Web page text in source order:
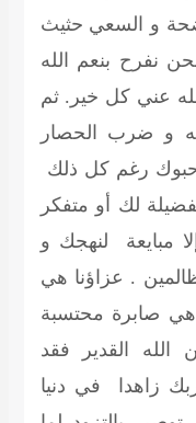
و السعي حثيث
نفرح بنعم الله
عني كل خير. ثم
و ضرب الحصار
رغم كل ذلك
لك أو متفكر
مبايعة لنهجك و
. عزاؤنا هي
هي صابرة محتسبة
الله القدير فقد
زاهدا في دنيا